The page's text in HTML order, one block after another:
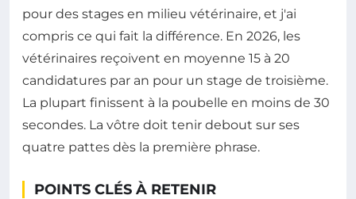
pour des stages en milieu vétérinaire, et j'ai
compris ce qui fait la différence. En 2026, les
vétérinaires reçoivent en moyenne 15 à 20
candidatures par an pour un stage de troisième.
La plupart finissent à la poubelle en moins de 30
secondes. La vôtre doit tenir debout sur ses
quatre pattes dès la première phrase.
POINTS CLÉS À RETENIR